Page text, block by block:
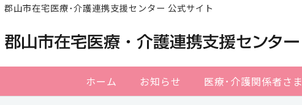
郡山市在宅医療･介護連携支援センター 公式サイト
ホーム お知らせ 医療･介護関係者さま